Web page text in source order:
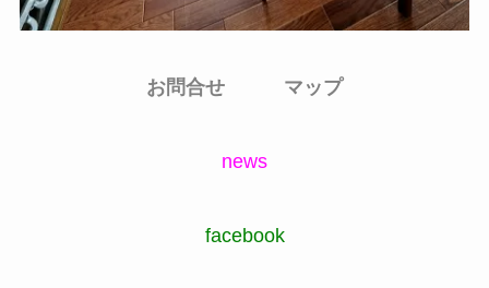
お問合せ マップ
news
facebook